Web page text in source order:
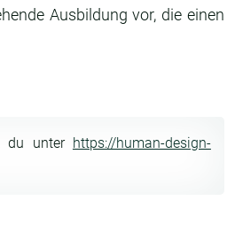
Ausbildung vor, die einen
du unter https://human-design-